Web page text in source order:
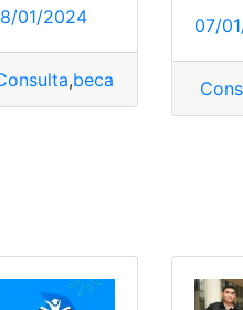
,Municipio de Guayaquil,
,Tablets
,Municipio de Guayaquil
01/2024
,beca Beca de
07/